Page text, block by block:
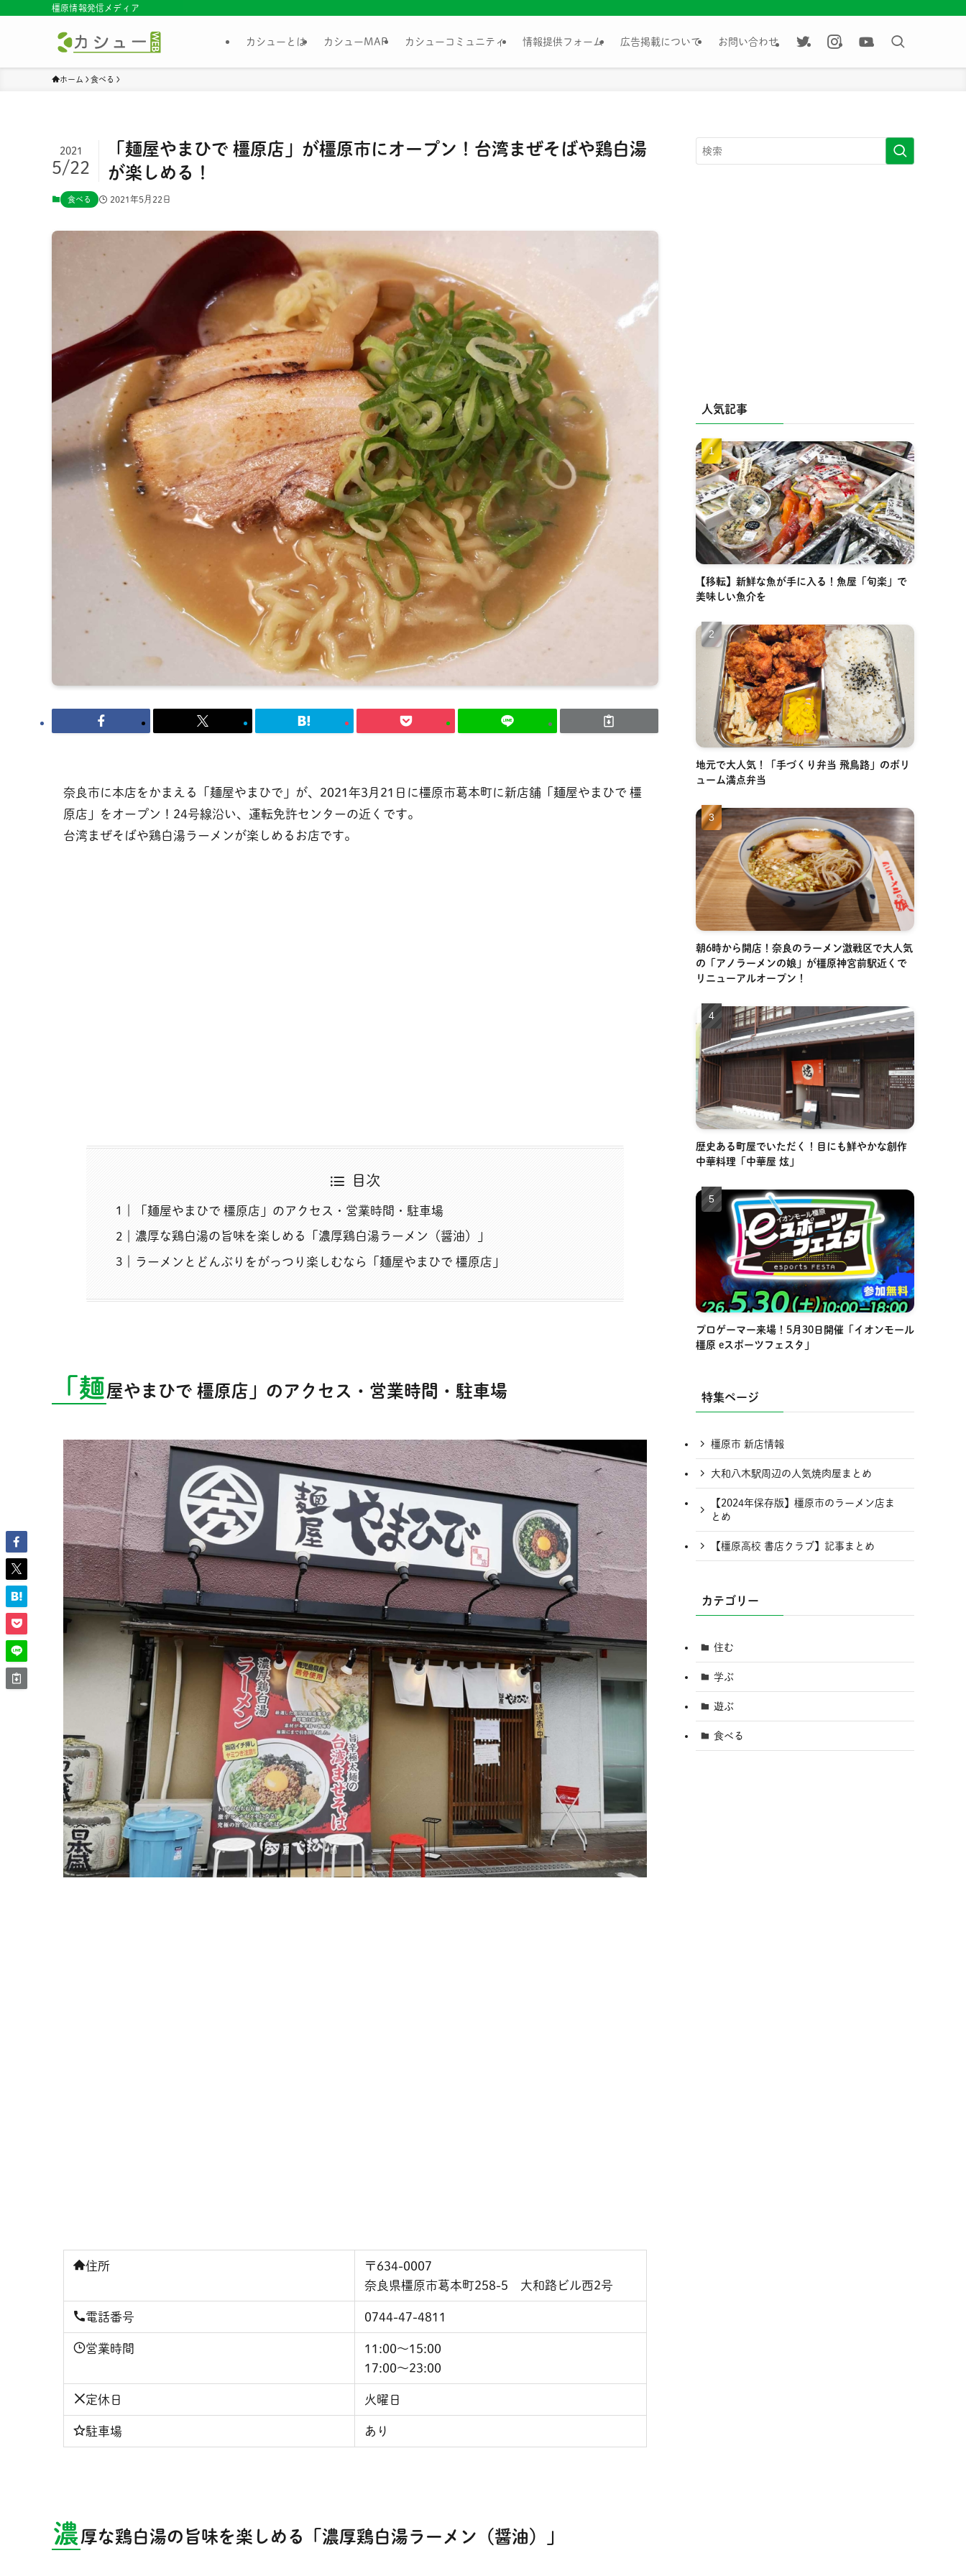
橿原情報発信メディア
カシューとは カシューMAP カシューコミュニティ 情報提供フォーム 広告掲載について お問い合わせ
ホーム 食べる
「麺屋やまひで 橿原店」が橿原市にオープン！台湾まぜそばや鶏白湯
が楽しめる！
2021
5/22
食べる 2021年5月22日
奈良市に本店をかまえる「麺屋やまひで」が、2021年3月21日に橿原市葛本町に新店舗「麺屋やまひで 橿
原店」をオープン！24号線沿い、運転免許センターの近くです。
台湾まぜそばや鶏白湯ラーメンが楽しめるお店です。
目次
「麺屋やまひで 橿原店」のアクセス・営業時間・駐車場
濃厚な鶏白湯の旨味を楽しめる「濃厚鶏白湯ラーメン（醤油）」
ラーメンとどんぶりをがっつり楽しむなら「麺屋やまひで 橿原店」
「麺屋やまひで 橿原店」のアクセス・営業時間・駐車場
住所
〒634-0007
奈良県橿原市葛本町258-5 大和路ビル西2号
電話番号 0744-47-4811
営業時間
11:00～15:00
17:00～23:00
定休日 火曜日
駐車場 あり
濃厚な鶏白湯の旨味を楽しめる「濃厚鶏白湯ラーメン（醤油）」
人気記事
【移転】新鮮な魚が手に入る！魚屋「旬楽」で
美味しい魚介を
地元で大人気！「手づくり弁当 飛鳥路」のボリ
ューム満点弁当
朝6時から開店！奈良のラーメン激戦区で大人気
の「アノラーメンの娘」が橿原神宮前駅近くで
リニューアルオープン！
歴史ある町屋でいただく！目にも鮮やかな創作
中華料理「中華屋 炫」
プロゲーマー来場！5月30日開催「イオンモール
橿原 eスポーツフェスタ」
特集ページ
橿原市 新店情報
大和八木駅周辺の人気焼肉屋まとめ
【2024年保存版】橿原市のラーメン店ま
とめ
【橿原高校 書店クラブ】記事まとめ
カテゴリー
住む
学ぶ
遊ぶ
食べる